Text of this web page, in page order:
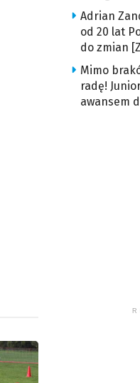
Adrian
od 20 lat
do zmian
Mimo
radę!
awansem